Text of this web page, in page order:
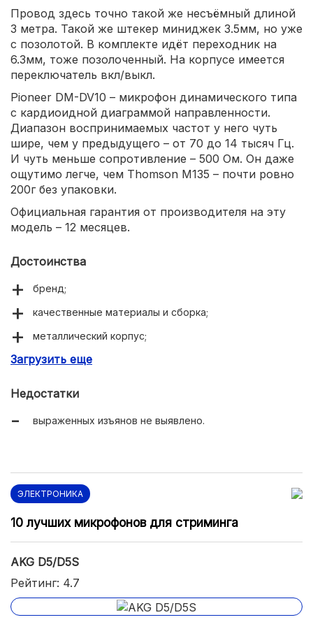
Провод здесь точно такой же несъёмный длиной
3 метра. Такой же штекер миниджек 3.5мм, но уже
с позолотой. В комплекте идёт переходник на
6.3мм, тоже позолоченный. На корпусе имеется
переключатель вкл/выкл.
Pioneer DM-DV10 – микрофон динамического типа
с кардиоидной диаграммой направленности.
Диапазон воспринимаемых частот у него чуть
шире, чем у предыдущего – от 70 до 14 тысяч Гц.
И чуть меньше сопротивление – 500 Ом. Он даже
ощутимо легче, чем Thomson M135 – почти ровно
200г без упаковки.
Официальная гарантия от производителя на эту
модель – 12 месяцев.
Достоинства
бренд;
качественные материалы и сборка;
металлический корпус;
достойное звучание;
Загрузить еще
Недостатки
выраженных изъянов не выявлено.
ЭЛЕКТРОНИКА
10 лучших микрофонов для стриминга
AKG D5/D5S
Рейтинг: 4.7